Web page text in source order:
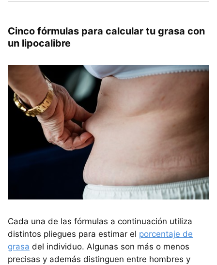
Cinco fórmulas para calcular tu grasa con
un lipocalibre
Cada una de las fórmulas a continuación utiliza
distintos pliegues para estimar el porcentaje de
grasa del individuo. Algunas son más o menos
precisas y además distinguen entre hombres y